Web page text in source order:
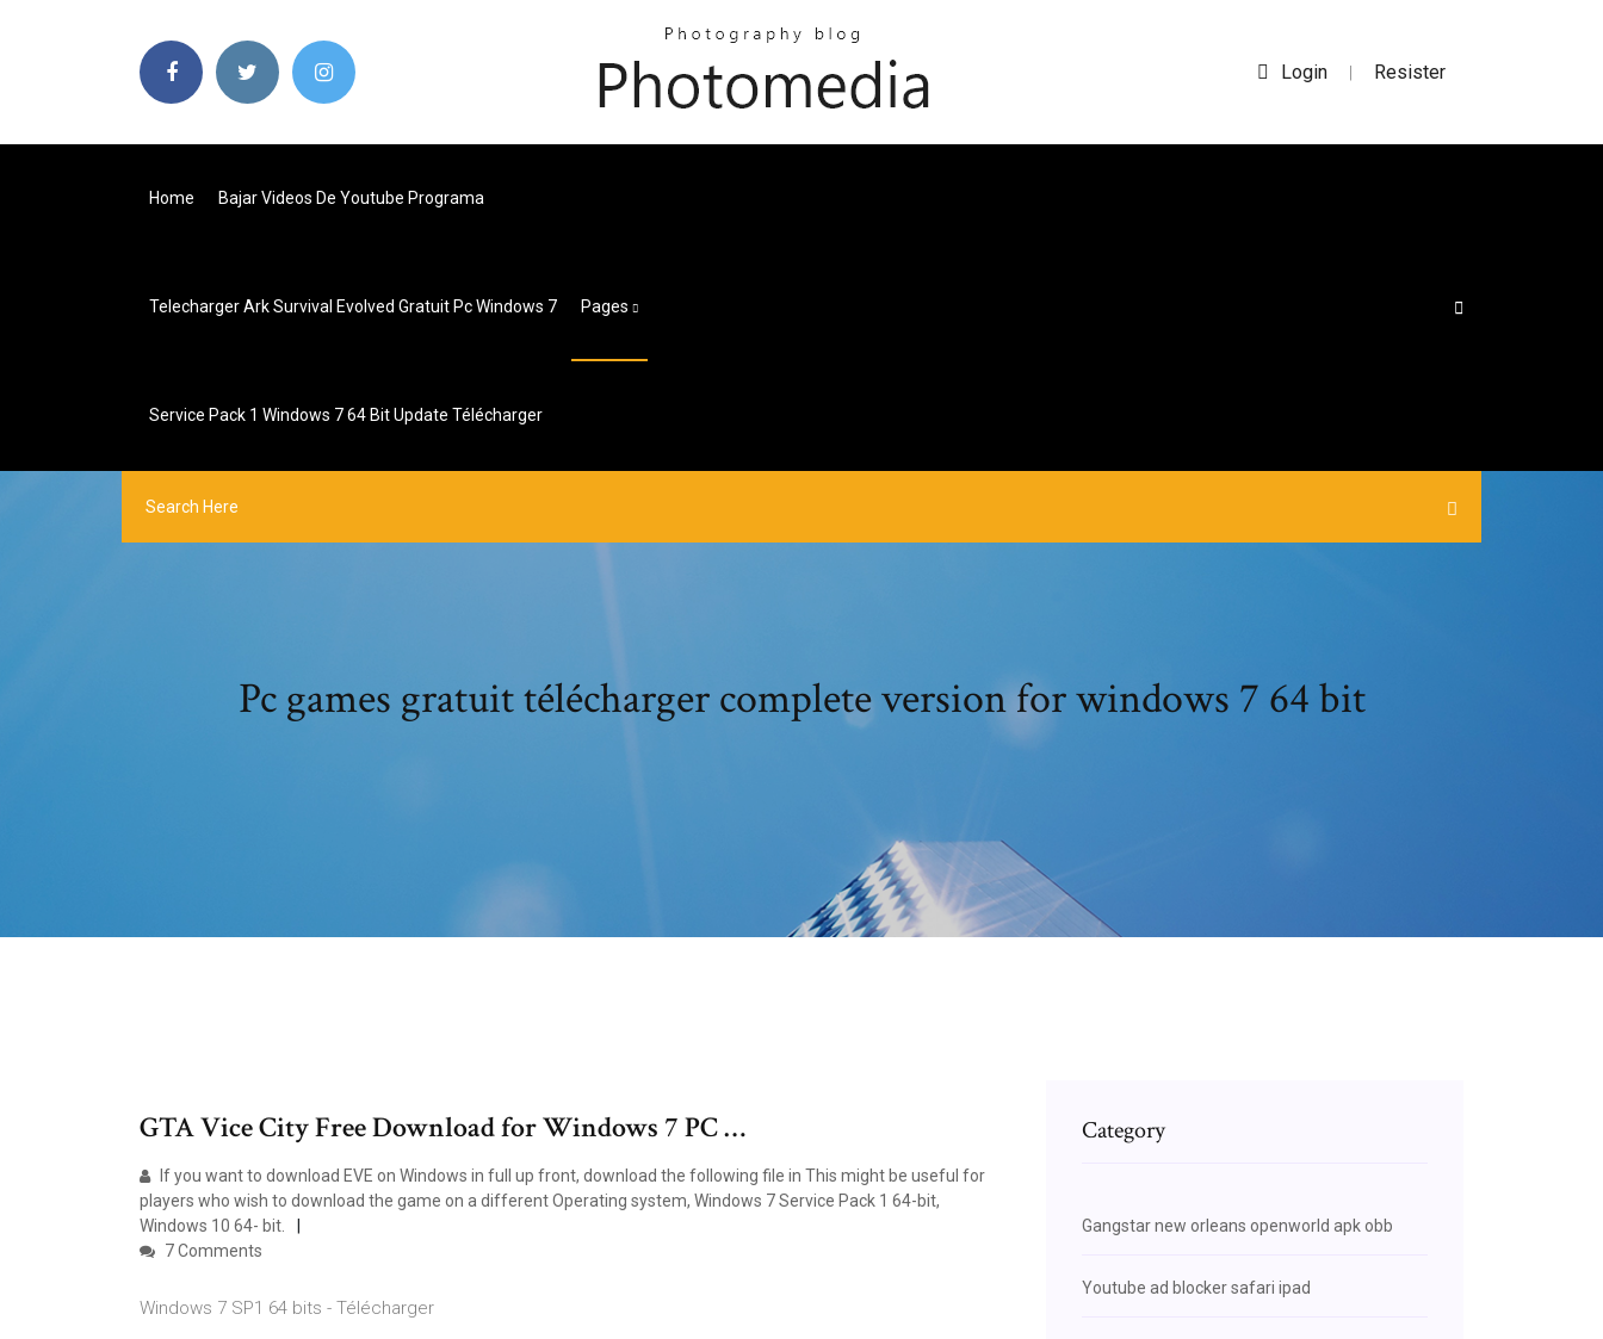
Login | Resister
Home Bajar Videos De Youtube Programa
Telecharger Ark Survival Evolved Gratuit Pc Windows 7 Pages
Service Pack 1 Windows 7 64 Bit Update Télécharger
Pc games gratuit télécharger complete version for windows 7 64 bit
GTA Vice City Free Download for Windows 7 PC …
If you want to download EVE on Windows in full up front, download the following file in This might be useful for
players who wish to download the game on a different Operating system, Windows 7 Service Pack 1 64-bit,
Windows 10 64- bit.
7 Comments
Windows 7 SP1 64 bits - Télécharger
Category
Gangstar new orleans openworld apk obb
Youtube ad blocker safari ipad